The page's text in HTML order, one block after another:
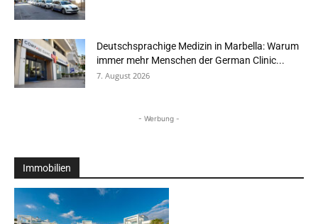
Deutschsprachige Medizin in Marbella: Warum
immer mehr Menschen der German Clinic...
7. August 2026
- Werbung -
Immobilien